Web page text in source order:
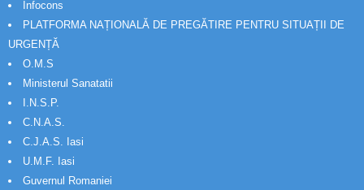
Infocons
PLATFORMA NAȚIONALĂ DE PREGĂTIRE PENTRU SITUAȚII DE
URGENȚĂ
O.M.S
Ministerul Sanatatii
I.N.S.P.
C.N.A.S.
C.J.A.S. Iasi
U.M.F. Iasi
Guvernul Romaniei